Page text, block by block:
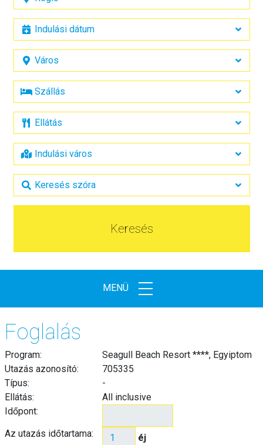
Keresés
MENÜ
Foglalás
Program:
Seagull Beach Resort ****, Egyiptom
Utazás azonosító:
705335
Típus:
-
Ellátás:
All inclusive
Időpont:
Az utazás időtartama:
éj